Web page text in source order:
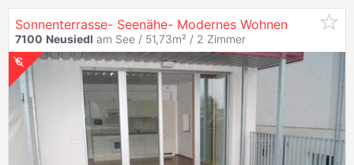
Sonnenterrasse- Seenähe- Modernes Wohnen
7100 Neusiedl am See / 51,73m² / 2 Zimmer